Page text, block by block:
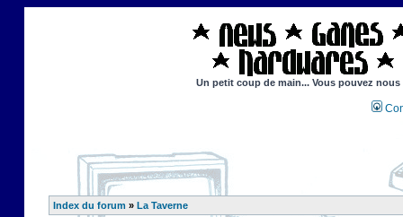
Un petit coup de main... Vous pouvez
Index du forum » La Taverne